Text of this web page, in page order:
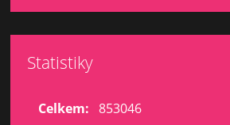
Statistiky
Celkem: 853046